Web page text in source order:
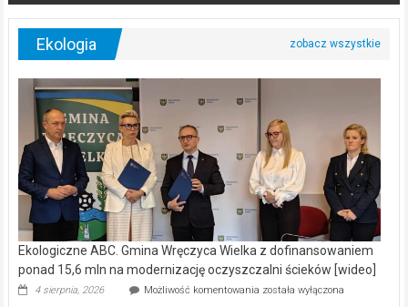
Ekologia
Ekologiczne ABC. Gmina Wręczyca Wielka z dofinansowaniem
ponad 15,6 mln na modernizację oczyszczalni ścieków [wideo]
4 sierpnia, 2026 Możliwość komentowania Ekologiczne
została wyłączona